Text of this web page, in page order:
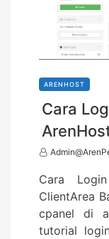
ARENHOST
Cara
Cara
ClientArea
cpanel di
tutorial